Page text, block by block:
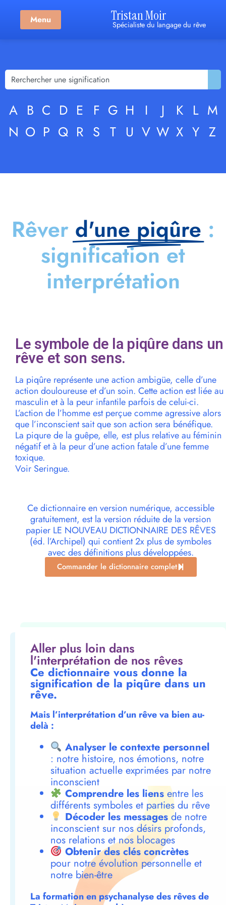
Menu Tristan Moir
Spécialiste du langage du rêve
A B C D E F G H I J K L M
N O P Q R S T U V W X Y Z
Rêver d'une piqûre :
signification et
interprétation
Le symbole de la piqûre dans un
rêve et son sens.
La piqûre représente une action ambigüe, celle d’une
action douloureuse et d’un soin. Cette action est liée au
masculin et à la peur infantile parfois de celui-ci.
L’action de l’homme est perçue comme agressive alors
que l’inconscient sait que son action sera bénéfique.
La piqure de la guêpe, elle, est plus relative au féminin
négatif et à la peur d’une action fatale d’une femme
toxique.
Voir Seringue.
Ce dictionnaire en version numérique, accessible
gratuitement, est la version réduite de la version
papier LE NOUVEAU DICTIONNAIRE DES RÊVES
(éd. l’Archipel) qui contient 2x plus de symboles
avec des définitions plus développées.
Commander le dictionnaire complet
Aller plus loin dans
l'interprétation de nos rêves
Ce dictionnaire vous donne la
signification de la piqûre dans un
rêve.
Mais l’interprétation d’un rêve va bien au-
delà :
Analyser le contexte personnel
: notre histoire, nos émotions, notre
situation actuelle exprimées par notre
inconscient
Comprendre les liensentre les
différents symboles et parties du rêve
Décoder les messagesde notre
inconscient sur nos désirs profonds,
nos relations et nos blocages
Obtenir des clés concrètes
pour notre évolution personnelle et
notre bien-être
La formation en psychanalyse des rêves de